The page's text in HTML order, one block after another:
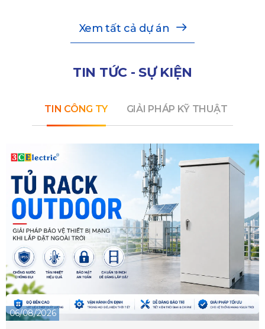
Xem tất cả dự án
TIN TỨC - SỰ KIỆN
TIN CÔNG TY GIẢI PHÁP KỸ THUẬT
06/08/2026